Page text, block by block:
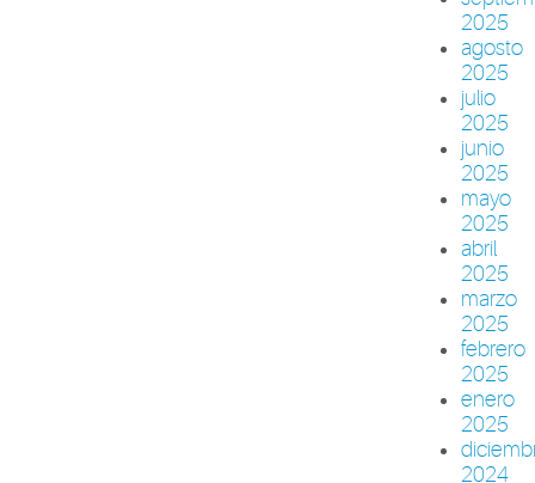
2025
agosto
2025
julio
2025
junio
2025
mayo
2025
abril
2025
marzo
2025
febrero
2025
enero
2025
2024